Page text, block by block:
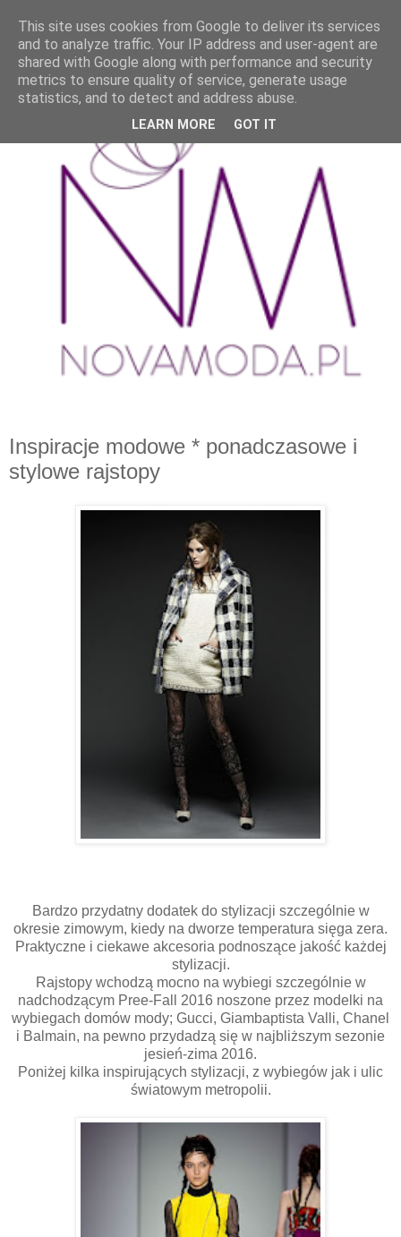
Inspiracje modowe * ponadczasowe i
stylowe rajstopy
Bardzo przydatny dodatek do stylizacji szczególnie w
okresie zimowym, kiedy na dworze temperatura sięga zera.
Praktyczne i ciekawe akcesoria podnoszące jakość każdej
stylizacji.
Rajstopy wchodzą mocno na wybiegi szczególnie w
nadchodzącym Pree-Fall 2016 noszone przez modelki na
wybiegach domów mody; Gucci, Giambaptista Valli, Chanel
i Balmain, na pewno przydadzą się w najbliższym sezonie
jesień-zima 2016.
Poniżej kilka inspirujących stylizacji, z wybiegów jak i ulic
światowym metropolii.
This site uses cookies from Google to deliver its services
and to analyze traffic. Your IP address and user-agent are
shared with Google along with performance and security
metrics to ensure quality of service, generate usage
statistics, and to detect and address abuse.
LEARN MORE GOT IT